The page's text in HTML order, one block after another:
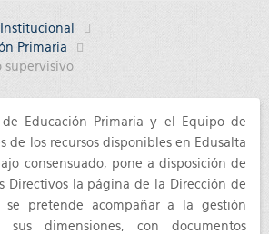
Institucional
Primaria
supervisivo
de Educación Primaria y el Equipo de
de los recursos disponibles en Edusalta
consensuado, pone a disposición de
Directivos la página de la Dirección de
pretende acompañar a la gestión
dimensiones, con documentos